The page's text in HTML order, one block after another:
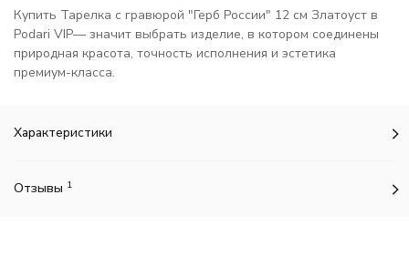
Купить Тарелка с гравюрой "Герб России" 12 см Златоуст в
Podari VIP— значит выбрать изделие, в котором соединены
природная красота, точность исполнения и эстетика
премиум-класса.
Характеристики
Отзывы 1